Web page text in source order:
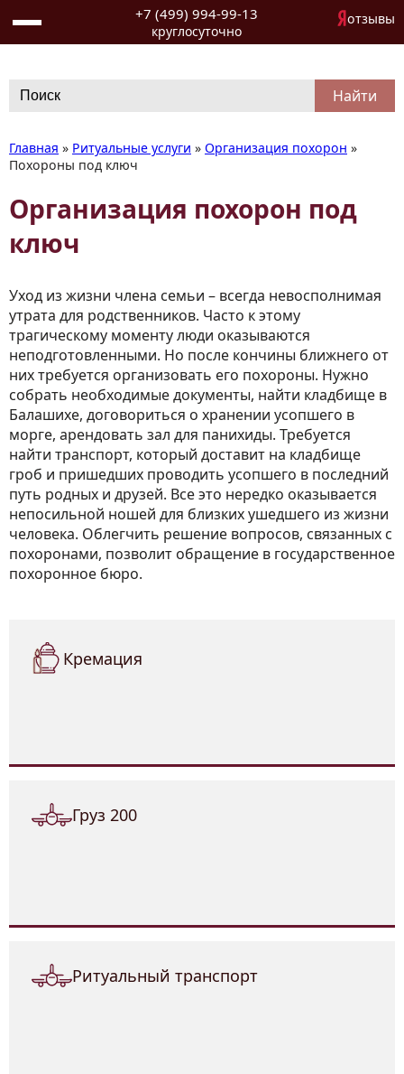
+7 (499) 994-99-13
круглосуточно
отзывы
for:
Главная » Ритуальные услуги » Организация похорон »
Похороны под ключ
Организация похорон под
ключ
Уход из жизни члена семьи – всегда невосполнимая
утрата для родственников. Часто к этому
трагическому моменту люди оказываются
неподготовленными. Но после кончины ближнего от
них требуется организовать его похороны. Нужно
собрать необходимые документы, найти кладбище в
Балашихе, договориться о хранении усопшего в
морге, арендовать зал для панихиды. Требуется
найти транспорт, который доставит на кладбище
гроб и пришедших проводить усопшего в последний
путь родных и друзей. Все это нередко оказывается
непосильной ношей для близких ушедшего из жизни
человека. Облегчить решение вопросов, связанных с
похоронами, позволит обращение в государственное
похоронное бюро.
Кремация
Груз 200
Ритуальный транспорт